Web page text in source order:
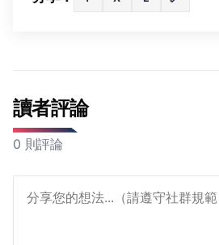
讀者評論
0 則評論